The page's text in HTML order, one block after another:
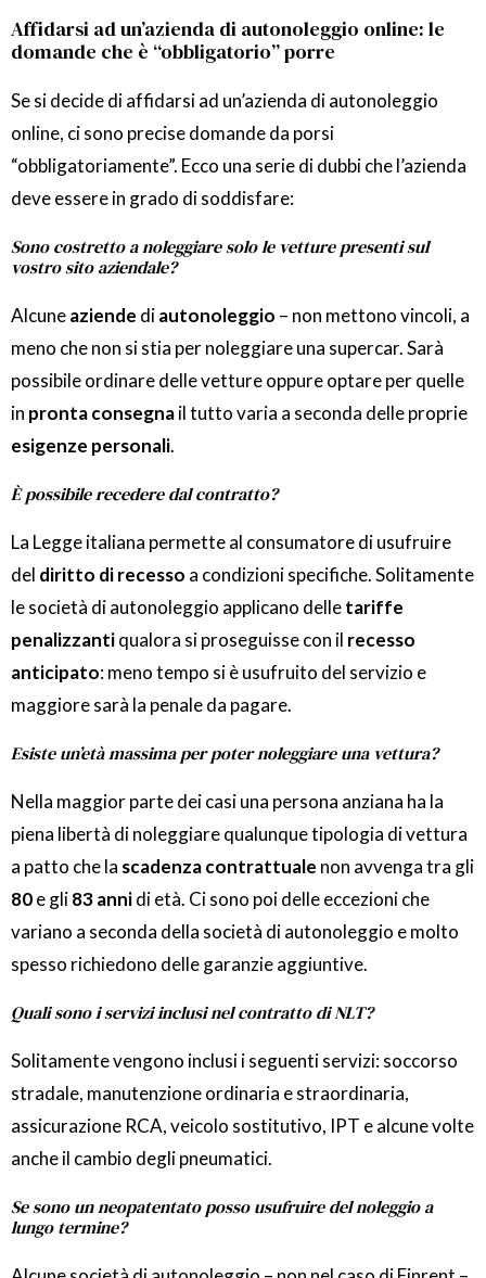
Affidarsi ad un’azienda di autonoleggio online: le
domande che è “obbligatorio” porre
Se si decide di affidarsi ad un’azienda di autonoleggio
online, ci sono precise domande da porsi
“obbligatoriamente”. Ecco una serie di dubbi che l’azienda
deve essere in grado di soddisfare:
Sono costretto a noleggiare solo le vetture presenti sul
vostro sito aziendale?
Alcuneaziende diautonoleggio – non mettono vincoli, a
meno che non si stia per noleggiare una supercar. Sarà
possibile ordinare delle vetture oppure optare per quelle
in pronta consegnail tutto varia a seconda delle proprie
esigenze personali.
È possibile recedere dal contratto?
La Legge italiana permette al consumatore di usufruire
del diritto di recesso a condizioni specifiche. Solitamente
le società di autonoleggio applicano delletariffe
penalizzantiqualora si proseguisse con il recesso
anticipato: meno tempo si è usufruito del servizio e
maggiore sarà la penale da pagare.
Esiste un’età massima per poter noleggiare una vettura?
Nella maggior parte dei casi una persona anziana ha la
piena libertà di noleggiare qualunque tipologia di vettura
a patto che la scadenza contrattuale non avvenga tra gli
80e gli83 annidi età. Ci sono poi delle eccezioni che
variano a seconda della società di autonoleggio e molto
spesso richiedono delle garanzie aggiuntive.
Quali sono i servizi inclusi nel contratto di NLT?
Solitamente vengono inclusi i seguenti servizi: soccorso
stradale, manutenzione ordinaria e straordinaria,
assicurazione RCA, veicolo sostitutivo, IPT e alcune volte
anche il cambio degli pneumatici.
Se sono un neopatentato posso usufruire del noleggio a
lungo termine?